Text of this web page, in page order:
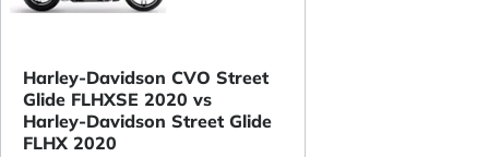
Harley-Davidson CVO Street
Glide FLHXSE 2020 vs
Harley-Davidson Street Glide
FLHX 2020